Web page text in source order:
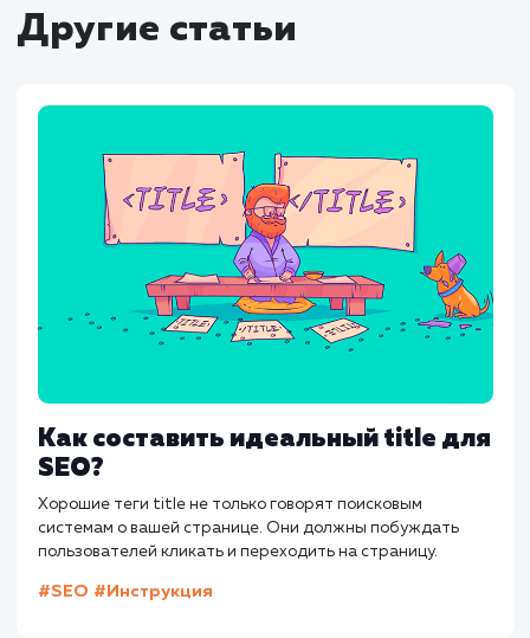
Работа с файлом robots.txt является
частью SEO и администрирования
управлять индексацией сайта
роботами, оптимизировать сайт для
поисковых систем, избегать
ошибок и даже улучшить
мультисайтовые структуры.
Не забывайте тестировать свои
использовать доступные инструменты,
как Яндекс.Вебмастер и
следить за последними обновлениями в
SEO.
С правильным подходом файл robots.txt
стать мощным инструментом в вашем
SEO-специалиста. Он не только защитит